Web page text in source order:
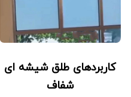
کاربردهای طلق شیشه ای
شفاف